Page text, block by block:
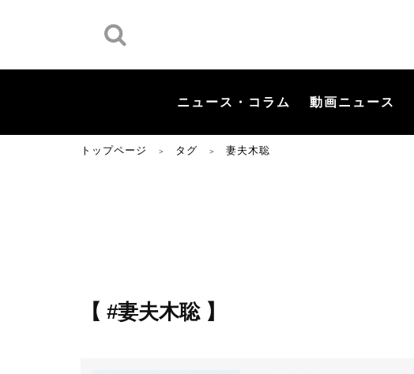
ニュース・コラム 動画ニュース
トップページ ＞ タグ ＞ 妻夫木聡
【 #妻夫木聡 】